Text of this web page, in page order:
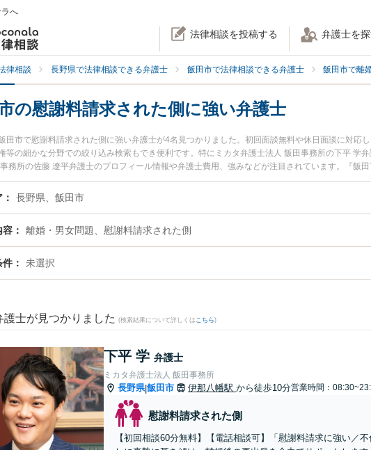
へ
法律相談を投稿する 弁護士を
律相談 長野県で法律相談できる弁護士 飯田市で法律相談できる弁護士 飯田市で離
の慰謝料請求された側に強い弁護士
田市で慰謝料請求された側に強い弁護士が4名見つかりました。初回面談無料や休日面談に対応
等の細かな分野での絞り込み検索もでき便利です。特にミカタ弁護士法人 飯田事務所の下平 学
務所の佐藤 遼平弁護士のプロフィール情報や弁護士費用、強みなどが注目されています。『飯
談したい』『慰謝料請求された側のトラブル解決の実績豊富な近くの弁護士を検索したい』『
たい』などでお困りの相談者さんにおすすめです。
長野県、飯田市
容 離婚・男女問題、慰謝料請求された側
件 未選択
護士が見つかりました (検索結果について詳しくは こちら)
下平 学 弁護士
ミカタ弁護士法人 飯田事務所
長野県|飯田市 伊那八幡駅 から徒歩10分営業時間：
慰謝料請求された側
【初回相談60分無料】【電話相談可】「慰謝料請求に強い／